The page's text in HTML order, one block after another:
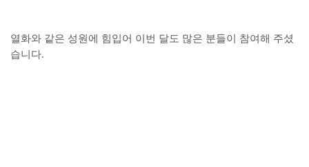
열화와 같은 성원에 힘입어 이번 달도 많은 분들이 참여해 주셨
습니다.